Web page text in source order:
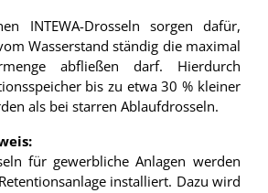
INTEWA-Drosseln sorgen dafür,
Wasserstand ständig die maximal
abfließen darf. Hierdurch
bis zu etwa 30 % kleiner
als bei starren Ablaufdrosseln.
für gewerbliche Anlagen werden
installiert. Dazu wird